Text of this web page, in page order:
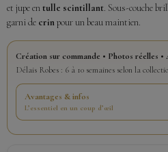
et jupe en tulle scintillant. Sous-couche
garni de crinpour un beau maintien.
Création sur commande • Photos réelles
Délais Robes : 6 à 10 semaines selon la
Avantages & infos
L’essentiel en un coup d’œil